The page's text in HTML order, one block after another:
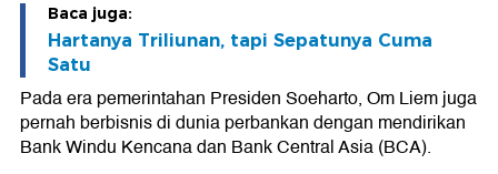
Baca juga:
Hartanya Triliunan, tapi Sepatunya Cuma
Satu
Pada era pemerintahan Presiden Soeharto, Om Liem juga
pernah berbisnis di dunia perbankan dengan mendirikan
Bank Windu Kencana dan Bank Central Asia (BCA).